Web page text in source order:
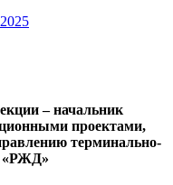
– начальник
проектами,
терминально-
«РЖД»